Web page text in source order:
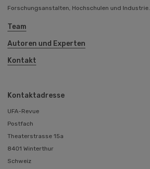
Forschungsanstalten, Hochschulen und Industrie.
Team
Autoren und Experten
Kontakt
Kontaktadresse
UFA-Revue
Postfach
Theaterstrasse 15a
8401 Winterthur
Schweiz